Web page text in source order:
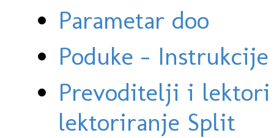
Parametar doo
Poduke -
Prevoditelji i
lektoriranje Split